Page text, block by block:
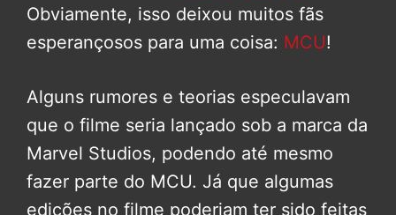
Obviamente, isso deixou muitos fãs
esperançosos para uma coisa: MCU!
Alguns rumores e teorias especulavam
que o filme seria lançado sob a marca da
Marvel Studios, podendo até mesmo
fazer parte do MCU. Já que algumas
edições no filme poderiam ter sido feitas